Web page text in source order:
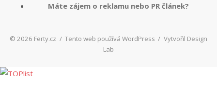
Máte zájem o reklamu nebo PR článek?
© 2026 Ferty.cz / Tento web používá WordPress / Vytvořil Design
Lab